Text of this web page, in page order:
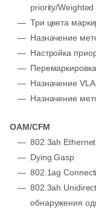
priority/
Три цвета
Назначение
Настройка
Назначение
Назначение
ОАМ/CFM
802.3ah
Dying Gasp
802.1ag
802.3ah
обнаружения